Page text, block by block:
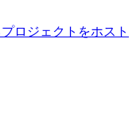
ロジェクトをホスト